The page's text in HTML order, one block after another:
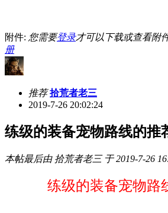
附件: 您需要登录才可以下载或查看附
册
推荐拾荒者老三
2019-7-26 20:02:24
练级的装备宠物路线的推
本帖最后由 拾荒者老三 于 2019-7-26
练级的装备宠物路